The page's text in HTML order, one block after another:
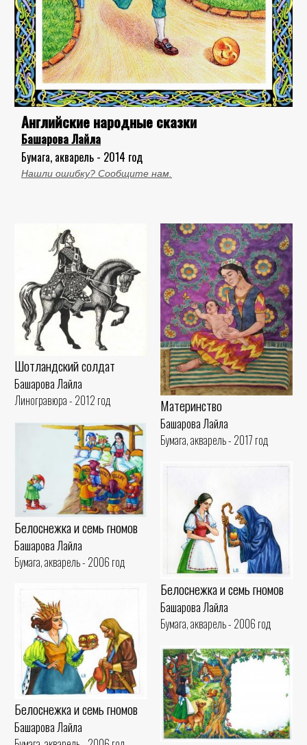
Английские народные сказки
Башарова Лайла
Бумага, акварель - 2014 год
Нашли ошибку? Сообщите нам.
Шотландский солдат
Башарова Лайла
Линогравюра - 2012 год
Материнство
Башарова Лайла
Бумага, акварель - 2017 год
Белоснежка и семь гномов
Башарова Лайла
Бумага, акварель - 2006 год
Белоснежка и семь гномов
Башарова Лайла
Бумага, акварель - 2006 год
Белоснежка и семь гномов
Башарова Лайла